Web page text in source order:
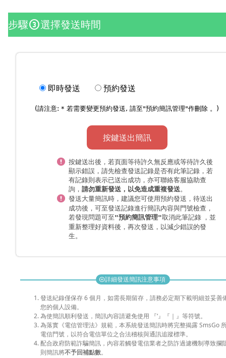
步驟counter_3選擇發送時間
即時發送 預約發送
(請注意: * 若需要變更預約發送, 請至"預約簡訊管理"作刪除 。)
按鍵送出簡訊
按鍵送出後，若頁面等待許久無反應或等待許久後
顯示錯誤，請先檢查發送記錄是否有此筆記錄，若
有記錄則表示已送出成功，亦可聯絡客服協助查
詢，請勿重新發送，以免造成重複發送。
發送大量簡訊時，建議您可使用預約發送 ，待送出
成功後，可至發送記錄進行簡訊內容與門號檢查，
若發現問題可至"預約簡訊管理"取消此筆記錄 ，並
重新整理好資料後，再次發送，以減少錯誤的發
生。
add_circle詳細發送簡訊注意事項
發送紀錄僅保存 6 個月，如需長期留存，請務必定期下載明細並妥善
您的個人設備。
為使簡訊順利發送，簡訊內容請避免使用 『‘』『｜』等符號。
為落實《電信管理法》規範，本系統發送簡訊時將完整揭露 SmsGo
電信門號，以符合電信單位之合法稽核與通訊追蹤標準。
配合政府防範詐騙簡訊，內容若觸發電信業者之防詐過濾機制導致攔
則簡訊將不予回補點數。